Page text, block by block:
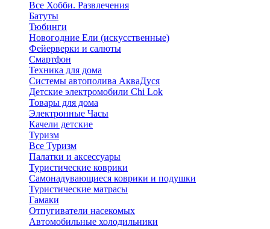
Все Хобби. Развлечения
Батуты
Тюбинги
Новогодние Ели (искусственные)
Фейерверки и салюты
Смартфон
Техника для дома
Системы автополива АкваДуся
Детские электромобили Chi Lok
Товары для дома
Электронные Часы
Качели детские
Туризм
Все Туризм
Палатки и аксессуары
Туристические коврики
Самонадувающиеся коврики и подушки
Туристические матрасы
Гамаки
Отпугиватели насекомых
Автомобильные холодильники